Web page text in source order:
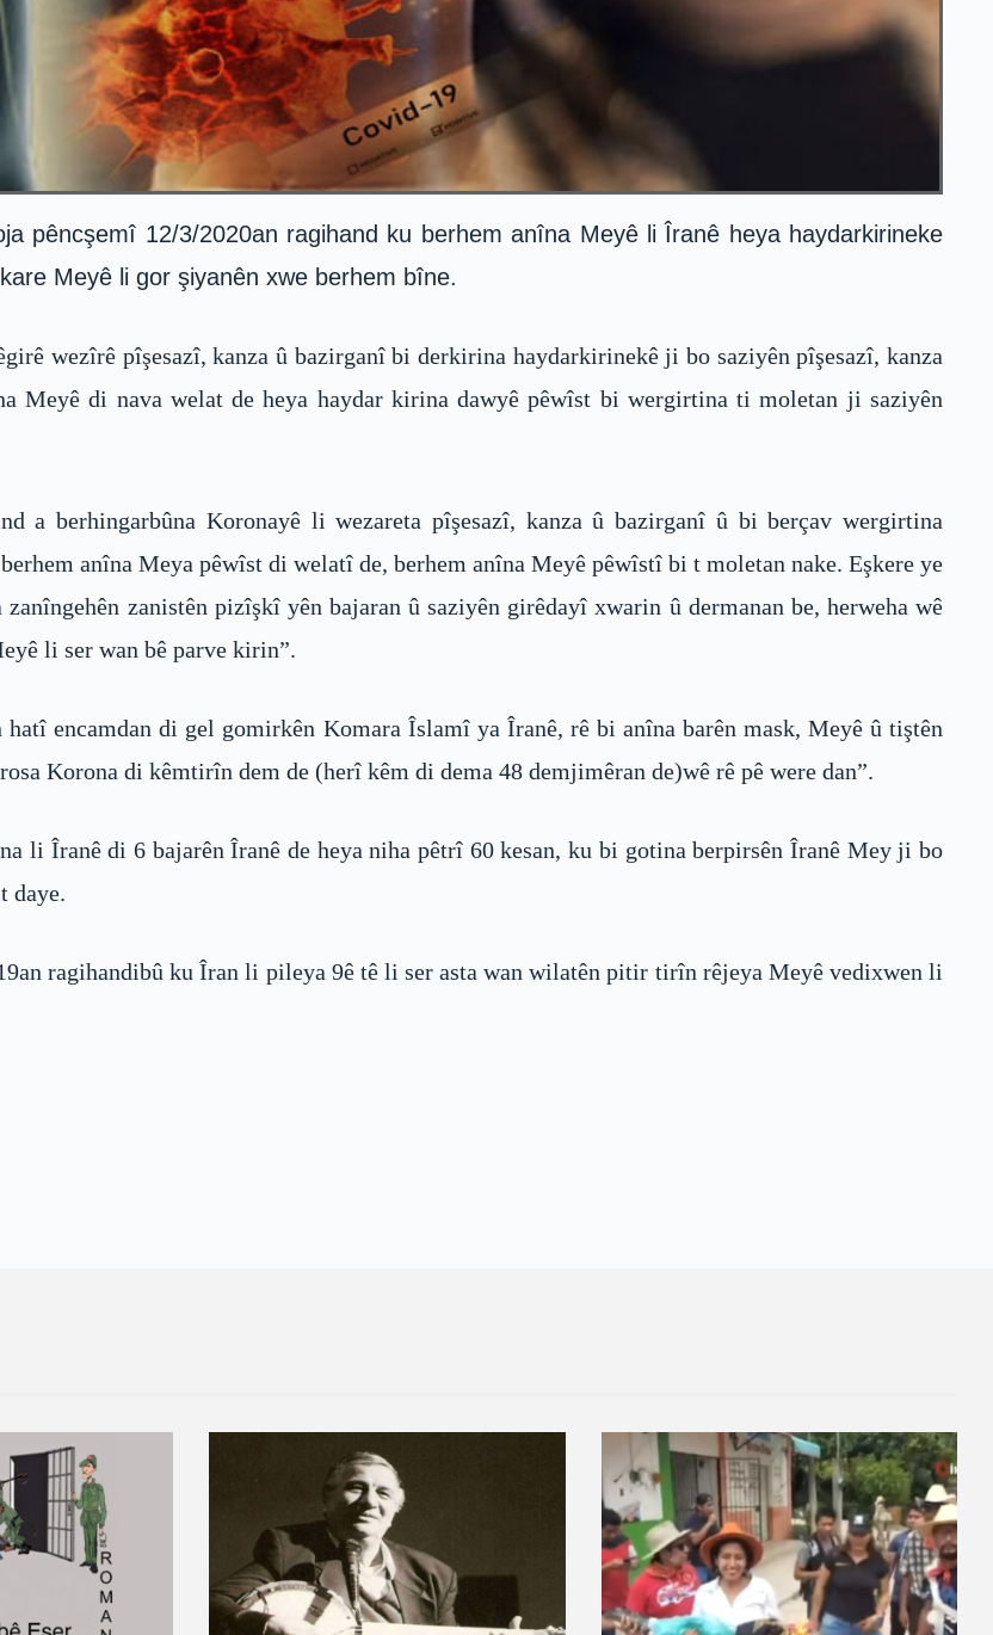
pêncşemî 12/3/2020an ragihand ku berhem anîna Meyê li Îranê heya haydarkirineke
Meyê li gor şiyanên xwe berhem bîne.
wezîrê pîşesazî, kanza û bazirganî bi derkirina haydarkirinekê ji bo saziyên pîşesazî, kanza
Meyê di nava welat de heya haydar kirina dawyê pêwîst bi wergirtina ti moletan ji saziyên
berhingarbûna Koronayê li wezareta pîşesazî, kanza û bazirganî û bi berçav wergirtina
anîna Meya pêwîst di welatî de, berhem anîna Meyê pêwîstî bi t moletan nake. Eşkere ye
zanistên pizîşkî yên bajaran û saziyên girêdayî xwarin û dermanan be, herweha wê
li ser wan bê parve kirin”.
encamdan di gel gomirkên Komara Îslamî ya Îranê, rê bi anîna barên mask, Meyê û tiştên
Korona di kêmtirîn dem de (herî kêm di dema 48 demjimêran de)wê rê pê were dan”.
li Îranê di 6 bajarên Îranê de heya niha pêtrî 60 kesan, ku bi gotina berpirsên Îranê Mey ji bo
daye.
ragihandibû ku Îran li pileya 9ê tê li ser asta wan wilatên pitir tirîn rêjeya Meyê vedixwen li